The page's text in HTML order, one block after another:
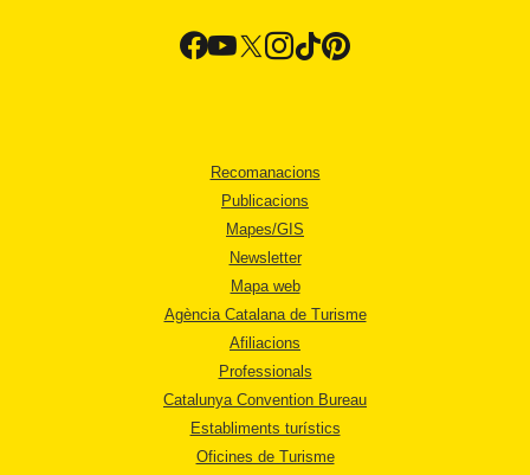
Recomanacions
Publicacions
Mapes/GIS
Newsletter
Mapa web
Agència Catalana de Turisme
Afiliacions
Professionals
Catalunya Convention Bureau
Establiments turístics
Oficines de Turisme